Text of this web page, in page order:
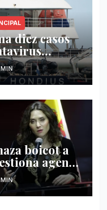
diez casos
MV
boicot a
agenda